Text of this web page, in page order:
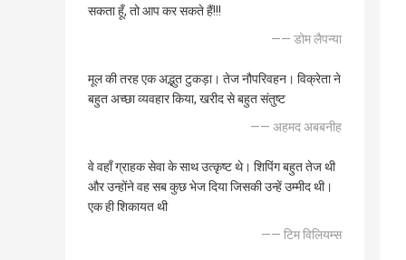
सकता हूँ, तो आप कर सकते हैं!!!
—— डोम लैपन्या
मूल की तरह एक अद्भुत टुकड़ा। तेज नौपरिवहन। विक्रेता ने
बहुत अच्छा व्यवहार किया, खरीद से बहुत संतुष्ट
—— अहमद अबबनीह
वे वहाँ ग्राहक सेवा के साथ उत्कृष्ट थे। शिपिंग बहुत तेज थी
और उन्होंने वह सब कुछ भेज दिया जिसकी उन्हें उम्मीद थी।
एक ही शिकायत थी
—— टिम विलियम्स